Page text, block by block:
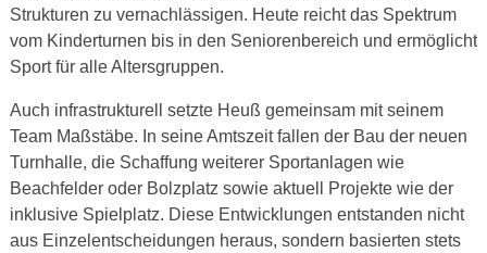
Strukturen zu vernachlässigen. Heute reicht das Spektrum
vom Kinderturnen bis in den Seniorenbereich und ermöglicht
Sport für alle Altersgruppen.
Auch infrastrukturell setzte Heuß gemeinsam mit seinem
Team Maßstäbe. In seine Amtszeit fallen der Bau der neuen
Turnhalle, die Schaffung weiterer Sportanlagen wie
Beachfelder oder Bolzplatz sowie aktuell Projekte wie der
inklusive Spielplatz. Diese Entwicklungen entstanden nicht
aus Einzelentscheidungen heraus, sondern basierten stets